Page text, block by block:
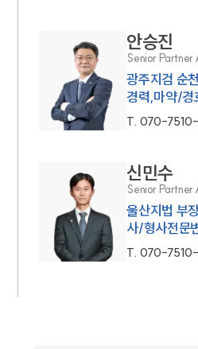
안승진
Senior Partner
광주지검 순
경력,마약/경
T. 070-
신민수
Senior Partner
울산지법 부
사/형사전문
T. 070-7510-